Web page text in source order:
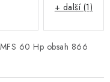
60 Hp obsah 866
+ další (1)